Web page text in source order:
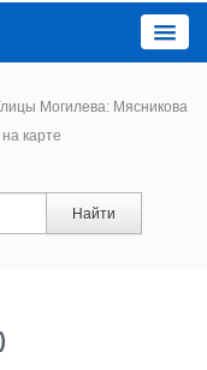
Могилева: Мясникова
карте
Найти